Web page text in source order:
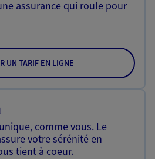
assurance qui roule pour
UN TARIF EN LIGNE
comme vous. Le
votre sérénité en
tient à coeur.